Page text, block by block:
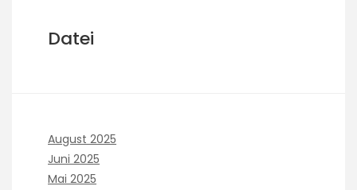
Datei
August 2025
Juni 2025
Mai 2025